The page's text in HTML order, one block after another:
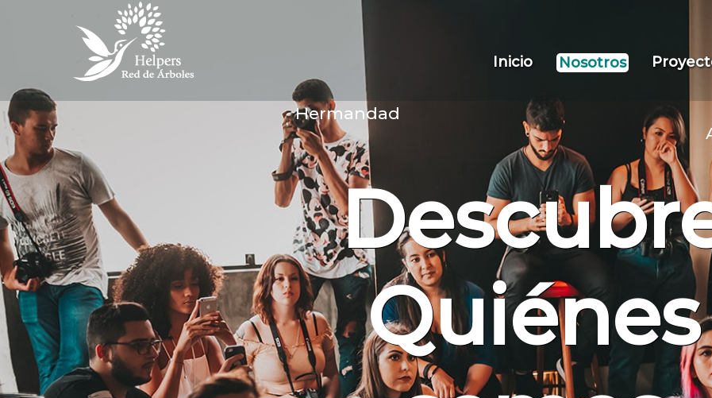
Inicio Nosotros
Hermandad
Quiénes